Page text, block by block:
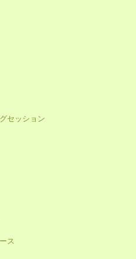
セッション
ス